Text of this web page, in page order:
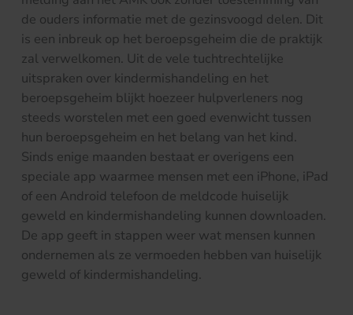
de ouders informatie met de gezinsvoogd delen. Dit
is een inbreuk op het beroepsgeheim die de praktijk
zal verwelkomen. Uit de vele tuchtrechtelijke
uitspraken over kindermishandeling en het
beroepsgeheim blijkt hoezeer hulpverleners nog
steeds worstelen met een goed evenwicht tussen
hun beroepsgeheim en het belang van het kind.
Sinds enige maanden bestaat er overigens een
speciale app waarmee mensen met een iPhone, iPad
of een Android telefoon de meldcode huiselijk
geweld en kindermishandeling kunnen downloaden.
De app geeft in stappen weer wat mensen kunnen
ondernemen als ze vermoeden hebben van huiselijk
geweld of kindermishandeling.